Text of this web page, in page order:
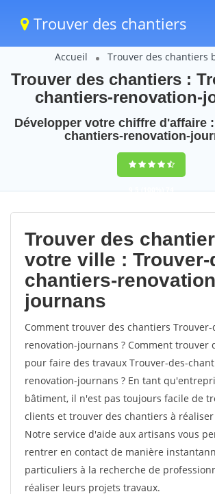
Trouver des chantiers
Accueil Trouver des chantiers
Trouver des chantiers :
chantiers-renovation-
Développer votre chiffre d'affaire
chantiers-renovation-
9,5(100%)74
votes
Trouver des
votre ville : Trouver-
chantiers-
journans
Comment trouver des chantiers
renovation-journans ? Comment trouver
pour faire des travaux Trouver-des-
renovation-journans ? En tant
bâtiment, il n'est pas toujours facile de
clients et trouver des chantiers à
Notre service d'aide aux artisans vous
rentrer en contact de manière
particuliers à la recherche de
réaliser leurs projets travaux.